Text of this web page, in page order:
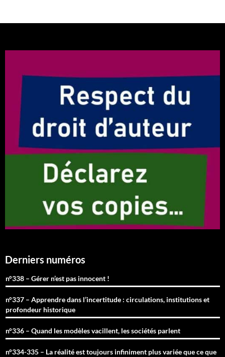
Derniers numéros
n°338 – Gérer n’est pas innocent !
n°337 – Apprendre dans l’incertitude : circulations, institutions et
profondeur historique
n°336 – Quand les modèles vacillent, les sociétés parlent
n°334-335 – La réalité est toujours infiniment plus variée que ce que